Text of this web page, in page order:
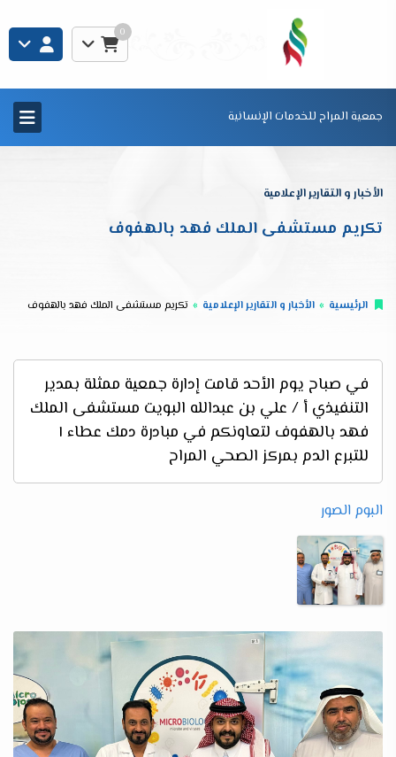
0
جمعية المراح للخدمات الإنسانية
الأخبار و التقارير الإعلامية
تكريم مستشفى الملك فهد بالهفوف
الرئيسية الأخبار و التقارير الإعلامية تكريم مستشفى الملك فهد بالهفوف
في صباح يوم الأحد قامت إدارة جمعية ممثلة بمدير
التنفيذي أ / علي بن عبدالله البويت مستشفى الملك
فهد بالهفوف لتعاونكم في مبادرة دمك عطاء ١
للتبرع الدم بمركز الصحي المراح
البوم الصور